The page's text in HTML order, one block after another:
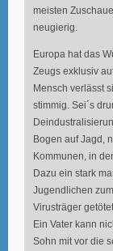
meisten
neugierig.
Europa hat das
Zeugs exklusiv
Mensch verlässt
stimmig. Sei´s
Bogen auf Jagd,
Kommunen, in
Dazu ein stark
Jugendlichen
Virusträger
Ein Vater kann
Sohn mit vor die